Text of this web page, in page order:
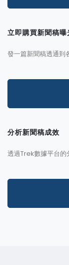
立即購買新聞稿曝
發一篇新聞稿透通到
分析新聞稿成效
透過Trek數據平台的